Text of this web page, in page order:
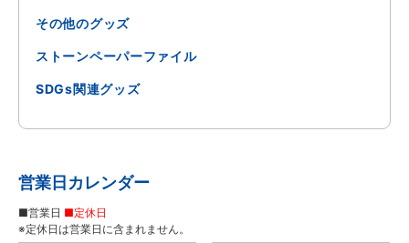
その他のグッズ
ストーンペーパーファイル
SDGs関連グッズ
営業日カレンダー
■営業日 ■定休日
※定休日は営業日に含まれません。